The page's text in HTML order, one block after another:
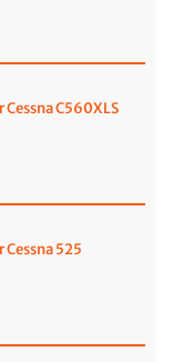
C560XLS
525